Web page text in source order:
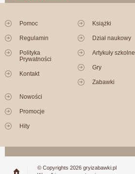
Pomoc
Regulamin
Polityka
Prywatności
Kontakt
Książki
Dział naukowy
Artykuły szkolne
Gry
Zabawki
Nowości
Promocje
Hity
© Copyrights 2026 gryizabawki.pl